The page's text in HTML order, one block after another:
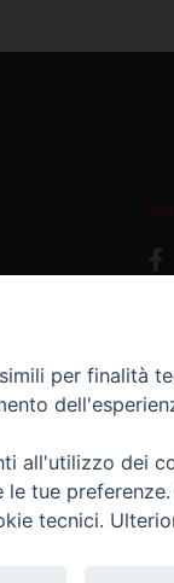
per finalità
all'utilizzo dei
tue
tecnici.